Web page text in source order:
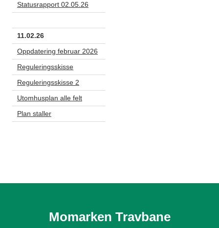
Statusrapport 02.05.26
11.02.26
Oppdatering februar 2026
Reguleringsskisse
Reguleringsskisse 2
Utomhusplan alle felt
Plan staller
Momarken Travbane